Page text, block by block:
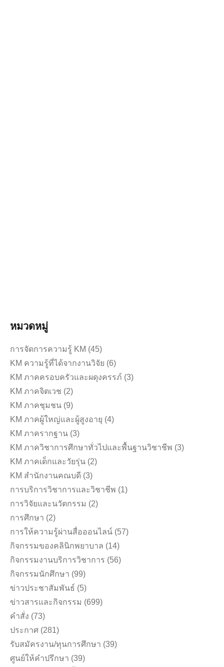
หมวดหมู่
การจัดการความรู้ KM (45)
KM ความรู้ที่ได้จากงานวิจัย (6)
KM ภาคครอบครัวและผดุงครรภ์ (3)
KM ภาคจิตเวช (2)
KM ภาคชุมชน (9)
KM ภาคผู้ใหญ่และผู้สูงอายุ (4)
KM ภาครากฐาน (3)
KM ภาควิชาการศึกษาทั่วไปและพื้นฐานวิชาชีพ (3)
KM ภาคเด็กและวัยรุ่น (2)
KM สำนักงานคณบดี (3)
การบริการวิชาการและวิชาชีพ (1)
การวิจัยและนวัตกรรม (2)
การศึกษา (2)
การให้ความรู้ผ่านสื่อออนไลน์ (57)
กิจกรรมของคลินิกพยาบาล (14)
กิจกรรมงานบริการวิชาการ (56)
กิจกรรมนักศึกษา (99)
ข่าวประชาสัมพันธ์ (5)
ข่าวสารและกิจกรรม (699)
คำสั่ง (73)
ประกาศ (281)
รับสมัครงาน/ทุนการศึกษา (39)
ศูนย์ให้คำปรึกษา (39)